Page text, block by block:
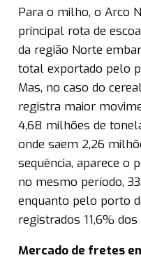
Para o milho, o Arco
principal rota de
da região Norte
total exportado pelo
Mas, no caso do
registra maior
4,68 milhões de
onde saem 2,26
sequência, aparece o
no mesmo período,
enquanto pelo porto
registrados 11,6%
Mercado de fretes